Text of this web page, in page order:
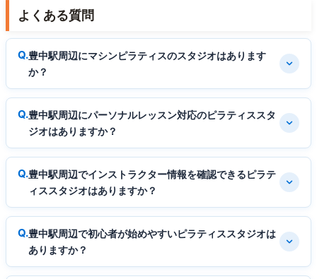
よくある質問
豊中駅周辺にマシンピラティスのスタジオはあります
か？
豊中駅周辺にパーソナルレッスン対応のピラティススタ
ジオはありますか？
豊中駅周辺でインストラクター情報を確認できるピラテ
ィススタジオはありますか？
豊中駅周辺で初心者が始めやすいピラティススタジオは
ありますか？